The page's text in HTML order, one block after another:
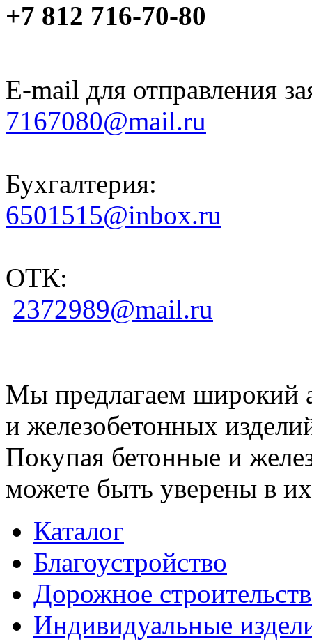
+7 812 716-70-80
E-mail для отправления
7167080@mail.ru
Бухгалтерия:
6501515@inbox.ru
ОТК:
2372989@mail.ru
Мы предлагаем широкий
и железобетонных
Покупая бетонные и
можете быть уверены в их
Каталог
Благоустройство
Дорожное
Индивидуальные